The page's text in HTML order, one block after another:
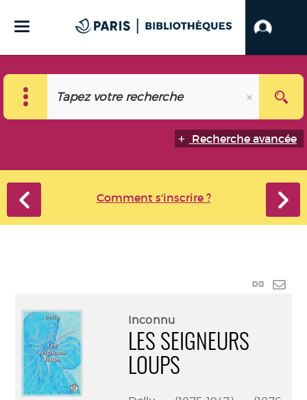
Recherche avancée
Comment s'inscrire ?
Lien
Inconnu
LES SEIGNEURS
LOUPS